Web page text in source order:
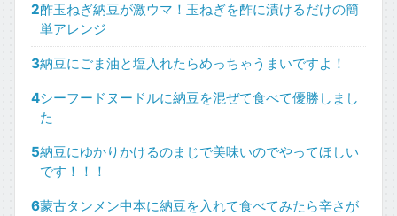
2酢玉ねぎ納豆が激ウマ！玉ねぎを酢に漬けるだけの簡
単アレンジ
3納豆にごま油と塩入れたらめっちゃうまいですよ！
4シーフードヌードルに納豆を混ぜて食べて優勝しまし
た
5納豆にゆかりかけるのまじで美味いのでやってほしい
です！！！
6蒙古タンメン中本に納豆を入れて食べてみたら辛さが